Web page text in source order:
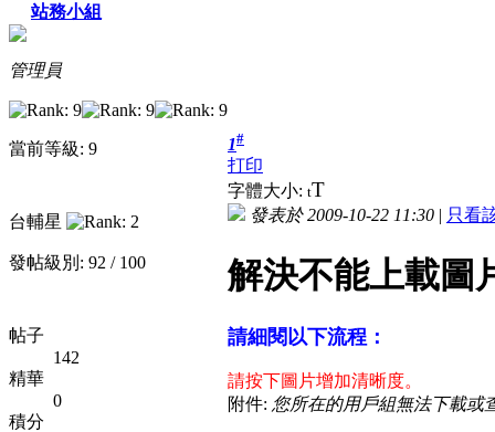
站務小組
管理員
當前等級: 9
台輔星
發帖級別: 92 / 100
帖子
142
精華
0
積分
1#
打印
字體大小: tT
發表於 2009-10-22 11:30 | 只看
解決不能上載圖
請細閱以下流程：
請按下圖片增加清晰度。
附件: 您所在的用戶組無法下載或